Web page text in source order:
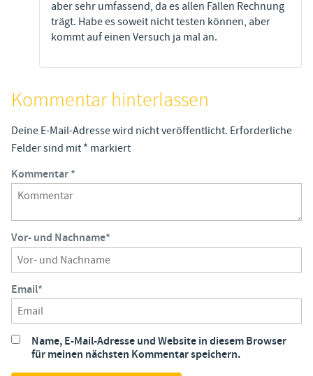
aber sehr umfassend, da es allen Fällen Rechnung
trägt. Habe es soweit nicht testen können, aber
kommt auf einen Versuch ja mal an.
Kommentar hinterlassen
Deine E-Mail-Adresse wird nicht veröffentlicht. Erforderliche
Felder sind mit * markiert
Kommentar*
Vor- und Nachname*
Email*
Name, E-Mail-Adresse und Website in diesem Browser
für meinen nächsten Kommentar speichern.